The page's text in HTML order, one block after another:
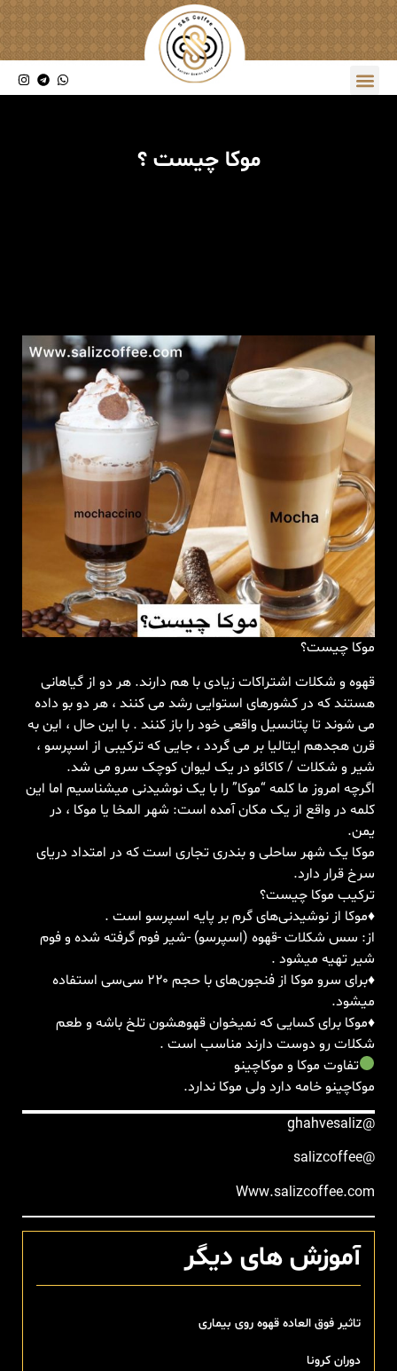
موکا چیست ؟
موکا چیست؟
قهوه و شکلات اشتراکات زیادی با هم دارند. هر دو از گیاهانی
هستند که در کشورهای استوایی رشد می کنند ، هر دو بو داده
می شوند تا پتانسیل واقعی خود را باز کنند . با این حال ، این به
قرن هجدهم ایتالیا بر می گردد ، جایی که ترکیبی از اسپرسو ،
شیر و شکلات / کاکائو در یک لیوان کوچک سرو می شد.
اگرچه امروز ما کلمه “موکا” را با یک نوشیدنی میشناسیم اما این
کلمه در واقع از یک مکان آمده است: شهر المخا یا موکا ، در
یمن.
موکا یک شهر ساحلی و بندری تجاری است که در امتداد دریای
سرخ قرار دارد.
ترکیب مو‌کا چیست؟
♦️موکا از نوشیدنی‌های گرم بر پایه اسپرسو است .
از: سس شکلات -قهوه (اسپرسو) -شیر فوم گرفته شده و فوم
شیر تهیه میشود .
♦️برای سرو موکا از فنجون‌های با حجم ۲۲۰ سی‌سی استفاده
میشود.
♦️موکا برای کسایی که نمیخوان قهوهشون تلخ باشه و طعم
شکلات رو دوست دارند مناسب است .
تفاوت موکا و موکاچینو
موکاچینو خامه دارد ولی موکا ندارد.
@ghahvesaliz
@salizcoffee
Www.salizcoffee.com
آموزش های دیگر
تاثیر فوق العاده قهوه روی بیماری
دوران کرونا